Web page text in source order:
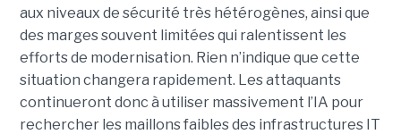
aux niveaux de sécurité très hétérogènes, ainsi que
des marges souvent limitées qui ralentissent les
efforts de modernisation. Rien n’indique que cette
situation changera rapidement. Les attaquants
continueront donc à utiliser massivement l’IA pour
rechercher les maillons faibles des infrastructures IT